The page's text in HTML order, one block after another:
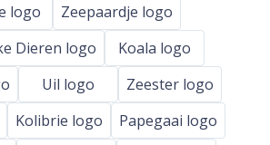
logo
Zeepaardje logo
Dieren logo
Koala logo
Uil logo
Zeester logo
Kolibrie logo
Papegaai logo